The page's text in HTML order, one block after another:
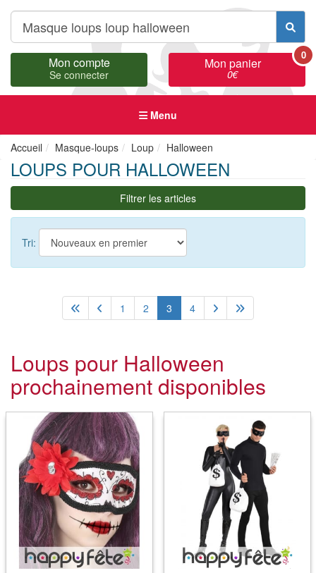
Mon compte
Se connecter
Mon panier
0€
0
Menu
Accueil Masque-loups Loup Halloween
LOUPS POUR HALLOWEEN
Filtrer les articles
Tri:
1 2 3 4
Loups pour Halloween
prochainement disponibles